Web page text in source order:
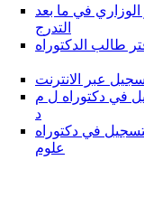
الوزاري في ما بعد
التدرج
طالب الدكتوراه
عبر الانترنت
في دكتوراه ل م
د
في دكتوراه
علوم